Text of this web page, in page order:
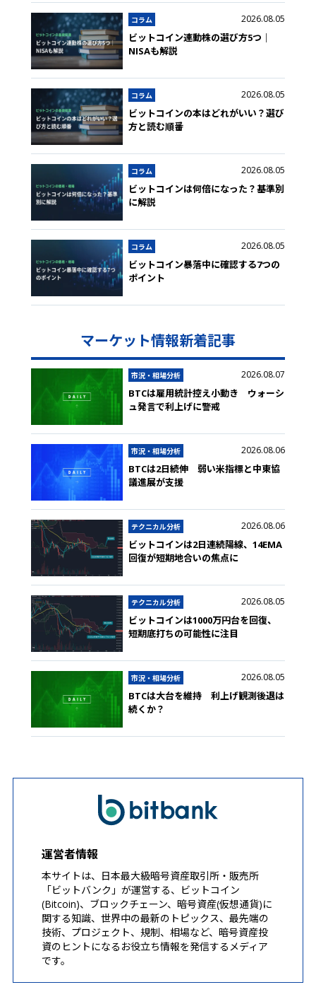
コラム 2026.08.05
ビットコイン連動株の選び方5つ｜
NISAも解説
コラム 2026.08.05
ビットコインの本はどれがいい？選び
方と読む順番
コラム 2026.08.05
ビットコインは何倍になった？基準別
に解説
コラム 2026.08.05
ビットコイン暴落中に確認する7つの
ポイント
マーケット情報新着記事
市況・相場分析 2026.08.07
BTCは雇用統計控え小動き ウォーシ
ュ発言で利上げに警戒
市況・相場分析 2026.08.06
BTCは2日続伸 弱い米指標と中東協
議進展が支援
テクニカル分析 2026.08.06
ビットコインは2日連続陽線、14EMA
回復が短期地合いの焦点に
テクニカル分析 2026.08.05
ビットコインは1000万円台を回復、
短期底打ちの可能性に注目
市況・相場分析 2026.08.05
BTCは大台を維持 利上げ観測後退は
続くか？
運営者情報
本サイトは、日本最大級暗号資産取引所・販売所
「ビットバンク」が運営する、ビットコイン
(Bitcoin)、ブロックチェーン、暗号資産(仮想通貨)に
関する知識、世界中の最新のトピックス、最先端の
技術、プロジェクト、規制、相場など、暗号資産投
資のヒントになるお役立ち情報を発信するメディア
です。